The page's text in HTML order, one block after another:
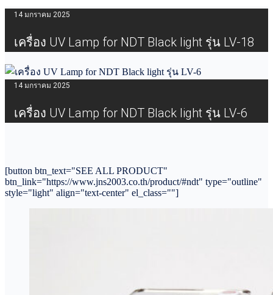
14 มกราคม 2025
เครื่อง UV Lamp for NDT Black light รุ่น LV-18
14 มกราคม 2025
เครื่อง UV Lamp for NDT Black light รุ่น LV-6
[button btn_text="SEE ALL PRODUCT"
btn_link="https://www.jns2003.co.th/product/#ndt" type="outline"
style="light" align="text-center" el_class=""]